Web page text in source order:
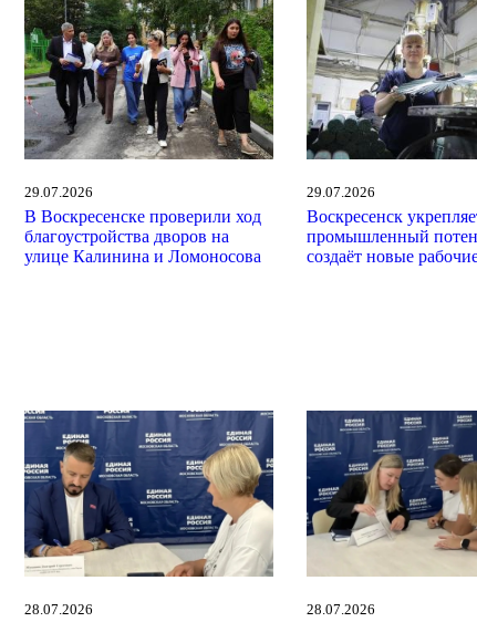
29.07.2026
В Воскресенске проверили ход
благоустройства дворов на
улице Калинина и Ломоносова
29.07.2026
Воскресенск
промышленный
создаёт новые
28.07.2026 28.07.2026